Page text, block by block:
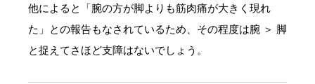
他によると「腕の方が脚よりも筋肉痛が大きく現れ
た」との報告もなされているため、その程度は腕 ＞ 脚
と捉えてさほど支障はないでしょう。